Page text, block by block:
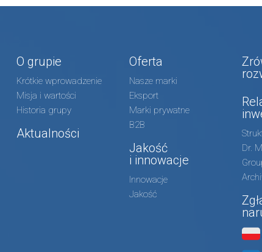
O grupie
Krótkie wprowadzenie
Misja i wartości
Historia grupy
Aktualności
Oferta
Nasze marki
Eksport
Marki prywatne
B2B
Jakość
i innowacje
Innowacje
Jakość
Dr.